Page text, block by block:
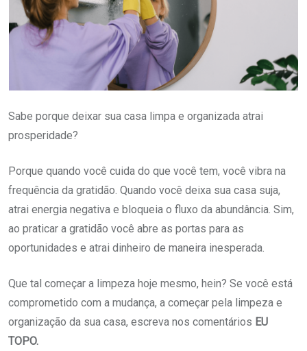
Sabe porque deixar sua casa limpa e organizada atrai
prosperidade?
Porque quando você cuida do que você tem, você vibra na
frequência da gratidão. Quando você deixa sua casa suja,
atrai energia negativa e bloqueia o fluxo da abundância. Sim,
ao praticar a gratidão você abre as portas para as
oportunidades e atrai dinheiro de maneira inesperada.
Que tal começar a limpeza hoje mesmo, hein? Se você está
comprometido com a mudança, a começar pela limpeza e
organização da sua casa, escreva nos comentários EU
TOPO.